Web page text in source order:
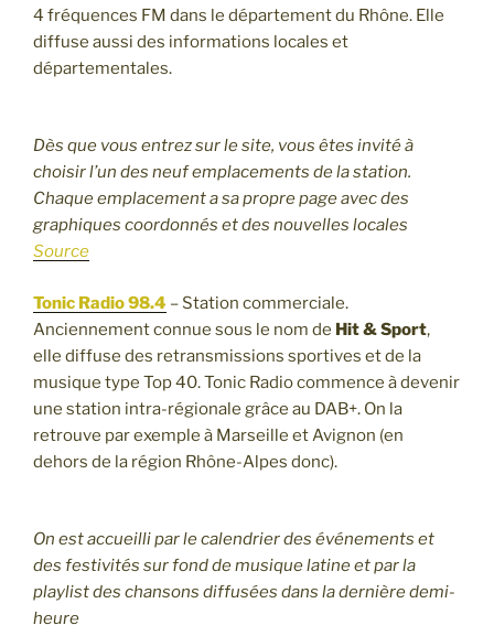
4 fréquences FM dans le département du Rhône. Elle
diffuse aussi des informations locales et
départementales.
Dès que vous entrez sur le site, vous êtes invité à
choisir l’un des neuf emplacements de la station.
Chaque emplacement a sa propre page avec des
graphiques coordonnés et des nouvelles locales
Source
Tonic Radio 98.4 – Station commerciale.
Anciennement connue sous le nom de Hit & Sport,
elle diffuse des retransmissions sportives et de la
musique type Top 40. Tonic Radio commence à devenir
une station intra-régionale grâce au DAB+. On la
retrouve par exemple à Marseille et Avignon (en
dehors de la région Rhône-Alpes donc).
On est accueilli par le calendrier des événements et
des festivités sur fond de musique latine et par la
playlist des chansons diffusées dans la dernière demi-
heure